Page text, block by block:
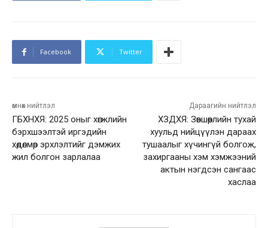
Facebook Twitter
өмнөх нийтлэл
ГБХНХЯ: 2025 оныг хөгжлийн
бэрхшээлтэй иргэдийн
хөдөлмөр эрхлэлтийг дэмжих
жил болгон зарлалаа
Дараагийн нийтлэл
ХЗДХЯ: Зөвшөөрлийн тухай
хуульд нийцүүлэн дараах
тушаалыг хүчингүй болгож,
захиргааны хэм хэмжээний
актын нэгдсэн сангаас
хаслаа